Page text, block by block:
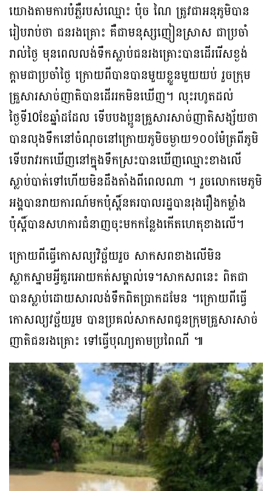
យោងតាមការបំភ្លឺរបស់ឈ្មោះ ប៉ុច ណៃ ត្រូវជាអនុភូមិបាន
រៀបរាប់ថា ជនរងគ្រោះ គឺជាមនុស្សញៀនស្រាស ជាប្រចាំ
រាល់ថ្ងៃ មុនពេលលង់ទឹកស្លាប់ជនរងគ្រោះបានដេីររេីសខ្ងង់
ក្ដាមជាប្រចាំថ្ងៃ ក្រោយពីបានបានមួយខ្លួនមួយយប់ រួចក្រុម
គ្រួសារសាច់ញាតិបានដេីររកមិនឃេីញ។ លុះរហូតដល់
ថ្ងៃទី10ខែឆ្នាំដដែល ទេីបបងប្អូនគ្រួសារសាច់ញាតិសង្ស័យថា
បានលុងទឹកនៅចំណុចនៅក្រោយភូមិចម្ងាយ១០០ម៉ែត្រពីភូមិ
ទេីបរាវរកឃើញនៅក្នុងទឹកស្រះបានឃើញឈ្មោះខាងលើ
ស្លាប់បាត់ទៅហើយមិនដឹងតាំងពីពេលណា ។ រួចលោកមេភូមិ
អង្គបានរាយការណ៍មកប៉ុស្ដិ៍នគរបាលរដ្ឋបានរុងរឿងកម្លាំង
ប៉ុស្ដិ៍បានសហការជំនាញចុះមកកន្លែងកើតហេតុខាងលើ។
ក្រោយពីធ្វើកោសល្យវិច្ឆ័យរួច សាកសពខាងលើមិន
ស្លាកស្នាមអ្វីគួរអោយកត់សម្គាល់ទេ។សាកសពនេះ ពិតជា
បានស្លាប់ដោយសារលង់ទឹកពិតប្រាកដមែន ។ក្រោយពីធ្វើ
កោសល្យវច្ឆ័យរួម បានប្រគល់សាកសពជូនក្រុមគ្រួសារសាច់
ញាតិជនរងគ្រោះ ទៅធ្វើបុណ្យតាមប្រពៃណី ៕